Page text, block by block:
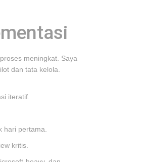
meningkat. Saya
dan tata kelola.
iteratif.
hari pertama.
kritis.